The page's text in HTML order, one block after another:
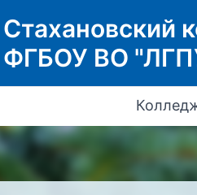
Стахановский
ФГБОУ ВО